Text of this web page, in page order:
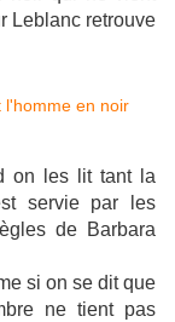
Leblanc retrouve
on les lit tant la
servie par les
de Barbara
si on se dit que
ne tient pas